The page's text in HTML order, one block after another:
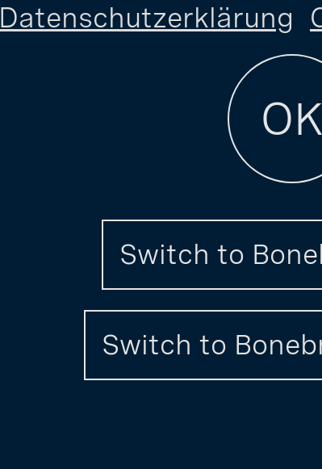
Datenschutzerklärung
OK
Switch to
Switch to